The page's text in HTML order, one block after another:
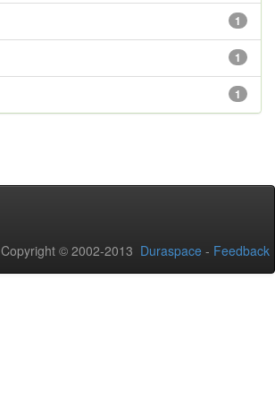
1
1
1
Copyright © 2002-2013 Duraspace - Feedback